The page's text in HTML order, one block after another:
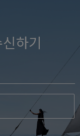
하기